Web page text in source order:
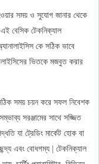
সময় ও সুযোগ জানার থেকে
এই বেসিক টেকনিক্যাল
কে সঠিক ভাবে
ভিতকে মজবুত করার
সঠিক সময় চয়ন করে সফল নিবেশক
সরঞ্জামের সাথে সজ্জিত
যা ট্রেডিং মার্কেট হোক বা
এবং বোধগম্য | টেকনিক্যাল